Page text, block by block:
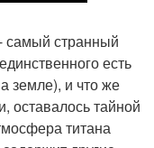
самый странный
есть
земле), и что же
оставалось тайной
титана